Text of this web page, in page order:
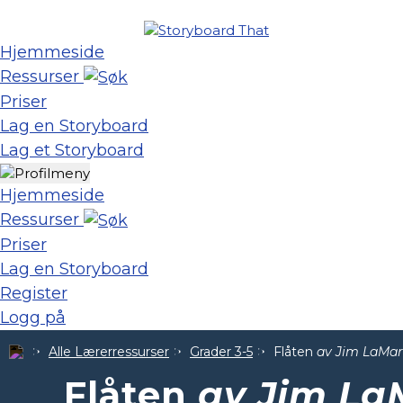
Hjemmeside
Ressurser
Priser
Lag en Storyboard
Lag et Storyboard
Hjemmeside
Ressurser
Priser
Lag en Storyboard
Register
Logg på
Alle Lærerressurser Grader 3-5 Flåten av Jim